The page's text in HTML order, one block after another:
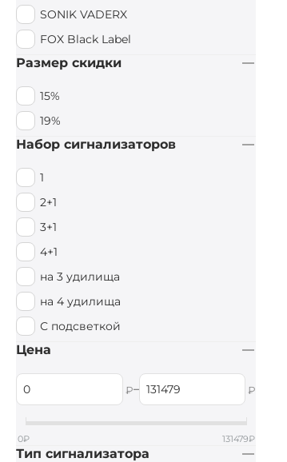
SONIK VADERX
FOX Black Label
Размер скидки
15%
19%
Набор сигнализаторов
1
2+1
3+1
4+1
на 3 удилища
на 4 удилища
С подсветкой
Цена
₽– ₽
0₽ 131479₽
Тип сигнализатора